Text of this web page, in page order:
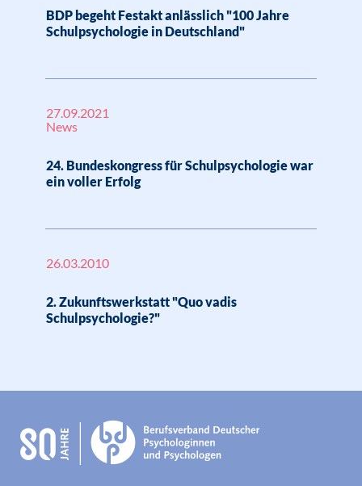
BDP begeht Festakt anlässlich "100 Jahre
Schulpsychologie in Deutschland"
27.09.2021
News
24. Bundeskongress für Schulpsychologie war
ein voller Erfolg
26.03.2010
2. Zukunftswerkstatt "Quo vadis
Schulpsychologie?"